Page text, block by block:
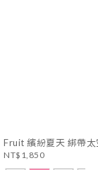
Fruit 繽紛夏天 綁帶太
NT$1,850